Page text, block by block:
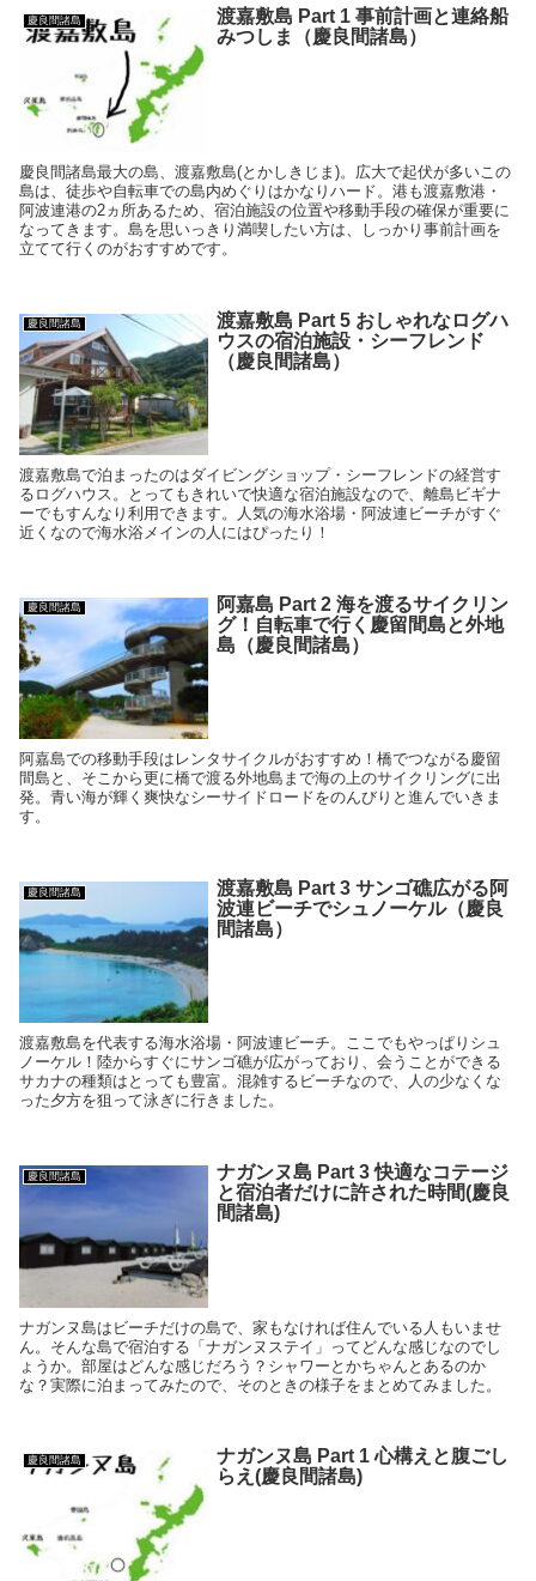
慶良間諸島
渡嘉敷島 Part 1 事前計画と連絡船
みつしま（慶良間諸島）
慶良間諸島最大の島、渡嘉敷島(とかしきじま)。広大で起伏が多いこの
島は、徒歩や自転車での島内めぐりはかなりハード。港も渡嘉敷港・
阿波連港の2ヵ所あるため、宿泊施設の位置や移動手段の確保が重要に
なってきます。島を思いっきり満喫したい方は、しっかり事前計画を
立てて行くのがおすすめです。
慶良間諸島
渡嘉敷島 Part 5 おしゃれなログハ
ウスの宿泊施設・シーフレンド
（慶良間諸島）
渡嘉敷島で泊まったのはダイビングショップ・シーフレンドの経営す
るログハウス。とってもきれいで快適な宿泊施設なので、離島ビギナ
ーでもすんなり利用できます。人気の海水浴場・阿波連ビーチがすぐ
近くなので海水浴メインの人にはぴったり！
慶良間諸島
阿嘉島 Part 2 海を渡るサイクリン
グ！自転車で行く慶留間島と外地
島（慶良間諸島）
阿嘉島での移動手段はレンタサイクルがおすすめ！橋でつながる慶留
間島と、そこから更に橋で渡る外地島まで海の上のサイクリングに出
発。青い海が輝く爽快なシーサイドロードをのんびりと進んでいきま
す。
慶良間諸島
渡嘉敷島 Part 3 サンゴ礁広がる阿
波連ビーチでシュノーケル（慶良
間諸島）
渡嘉敷島を代表する海水浴場・阿波連ビーチ。ここでもやっぱりシュ
ノーケル！陸からすぐにサンゴ礁が広がっており、会うことができる
サカナの種類はとっても豊富。混雑するビーチなので、人の少なくな
った夕方を狙って泳ぎに行きました。
慶良間諸島
ナガンヌ島 Part 3 快適なコテージ
と宿泊者だけに許された時間(慶良
間諸島)
ナガンヌ島はビーチだけの島で、家もなければ住んでいる人もいませ
ん。そんな島で宿泊する「ナガンヌステイ」ってどんな感じなのでし
ょうか。部屋はどんな感じだろう？シャワーとかちゃんとあるのか
な？実際に泊まってみたので、そのときの様子をまとめてみました。
慶良間諸島
ナガンヌ島 Part 1 心構えと腹ごし
らえ(慶良間諸島)